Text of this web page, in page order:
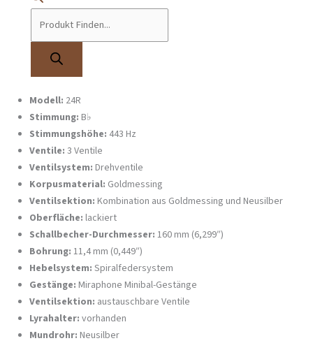
ausgezeichnete Intonation in allen Registern
Technische Daten
Modell: 24R
Stimmung: B♭
Stimmungshöhe: 443 Hz
Ventile: 3 Ventile
Ventilsystem: Drehventile
Korpusmaterial: Goldmessing
Ventilsektion: Kombination aus Goldmessing und Neusilber
Oberfläche: lackiert
Schallbecher-Durchmesser: 160 mm (6,299″)
Bohrung: 11,4 mm (0,449″)
Hebelsystem: Spiralfedersystem
Gestänge: Miraphone Minibal-Gestänge
Ventilsektion: austauschbare Ventile
Lyrahalter: vorhanden
Mundrohr: Neusilber